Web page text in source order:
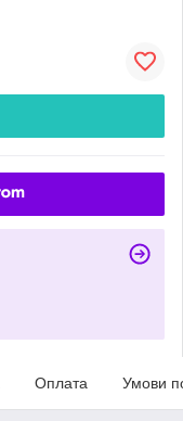
Оплата Умови